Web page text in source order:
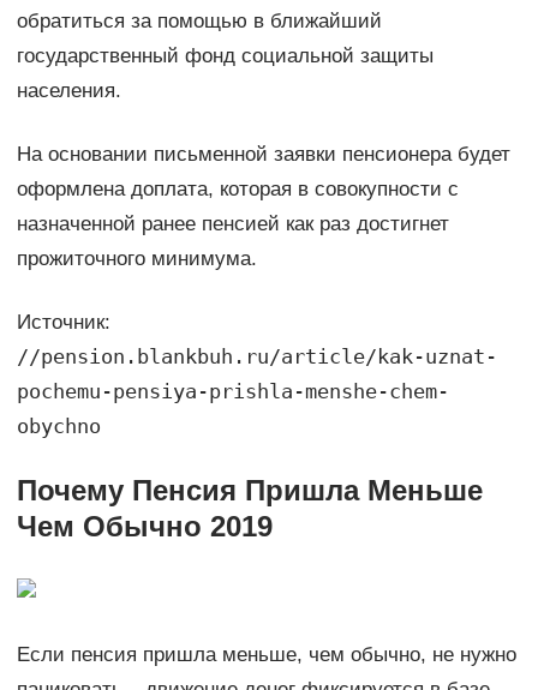
обратиться за помощью в ближайший
государственный фонд социальной защиты
населения.
На основании письменной заявки пенсионера будет
оформлена доплата, которая в совокупности с
назначенной ранее пенсией как раз достигнет
прожиточного минимума.
Источник:
//pension.blankbuh.ru/article/kak-uznat-
pochemu-pensiya-prishla-menshe-chem-
obychno
Почему Пенсия Пришла Меньше
Чем Обычно 2019
Если пенсия пришла меньше, чем обычно, не нужно